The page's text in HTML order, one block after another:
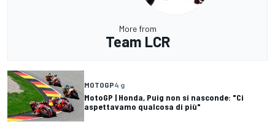
More from
Team LCR
MOTOGP4 g
MotoGP | Honda, Puig non si nasconde: "Ci
aspettavamo qualcosa di più"